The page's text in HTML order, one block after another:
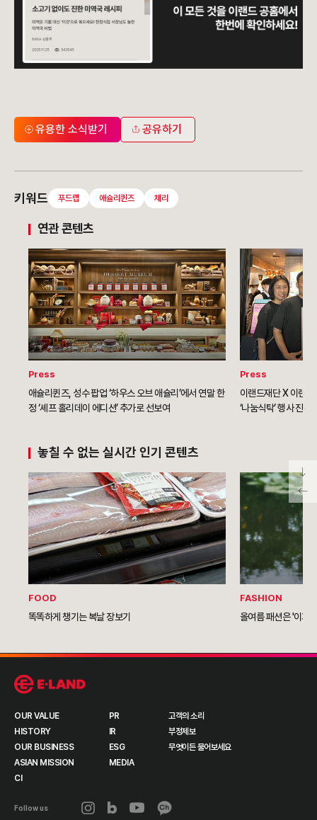
유용한 소식받기 공유하기
키워드 푸드랩 애슐리퀸즈 체리
연관 콘텐츠
Press
애슐리퀸즈, 성수 팝업 ‘하우스 오브 애슐리’에서 연말 한
정 ‘셰프 홀리데이 에디션’ 추가로 선보여
Press
이랜드재단 X 이랜
‘나눔식탁’ 행사 진행
놓칠 수 없는 실시간 인기 콘텐츠
FOOD
똑똑하게 챙기는 복날 장보기
FASHION
올여름 패션은 '이지
OUR VALUE
HISTORY
OUR BUSINESS
ASIAN MISSION
CI
PR
IR
ESG
MEDIA
고객의 소리
부정제보
무엇이든 물어보세요
Follow us